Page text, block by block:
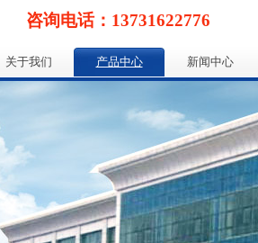
咨询电话：13731622776
关于我们 产品中心 新闻中心